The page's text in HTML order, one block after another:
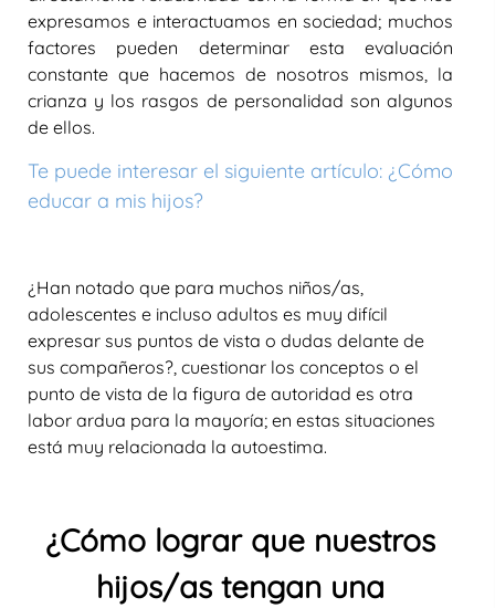
expresamos e interactuamos en sociedad; muchos
factores pueden determinar esta evaluación
constante que hacemos de nosotros mismos, la
crianza y los rasgos de personalidad son algunos
de ellos.
Te puede interesar el siguiente artículo: ¿Cómo
educar a mis hijos?
¿Han notado que para muchos niños/as,
adolescentes e incluso adultos es muy difícil
expresar sus puntos de vista o dudas delante de
sus compañeros?, cuestionar los conceptos o el
punto de vista de la figura de autoridad es otra
labor ardua para la mayoría; en estas situaciones
está muy relacionada la autoestima.
¿Cómo lograr que nuestros
hijos/as tengan una